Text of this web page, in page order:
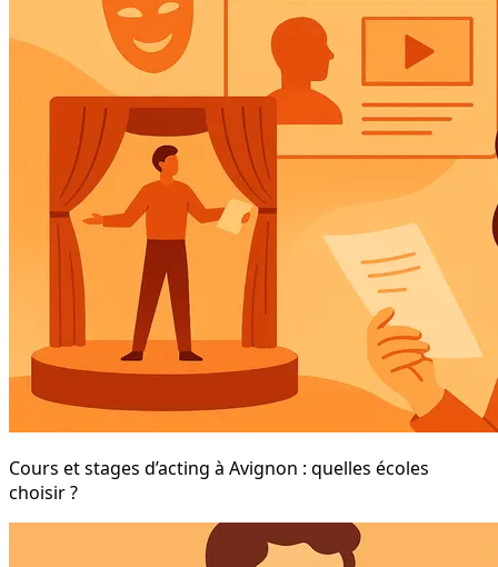
Cours et stages d’acting à Avignon : quelles écoles
choisir ?